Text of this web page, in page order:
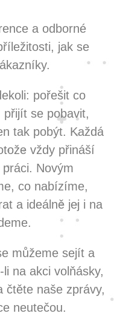
a odborné
jak se
pořešit co
se pobavit,
tak pobýt. Každá
vždy přináší
Novým
co nabízíme,
a ideálně jej i na
můžeme sejít a
na akci volňásky,
čtěte naše zprávy,
neutečou.